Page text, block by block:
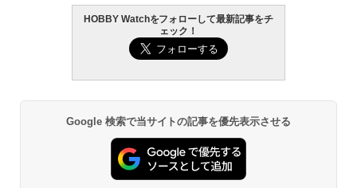
HOBBY Watchをフォローして最新記事をチ
ェック！
Google 検索で当サイトの記事を優先表示させる